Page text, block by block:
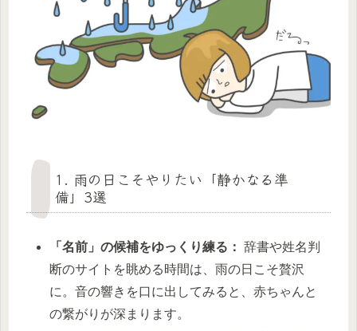
1. 雨の日こそやりたい「静かなる準
備」3選
「名前」の候補をゆっくり練る： 辞書や姓名判
断のサイトを眺める時間は、雨の日こそ贅沢
に。音の響きを口に出してみると、赤ちゃんと
の繋がりが深まります。